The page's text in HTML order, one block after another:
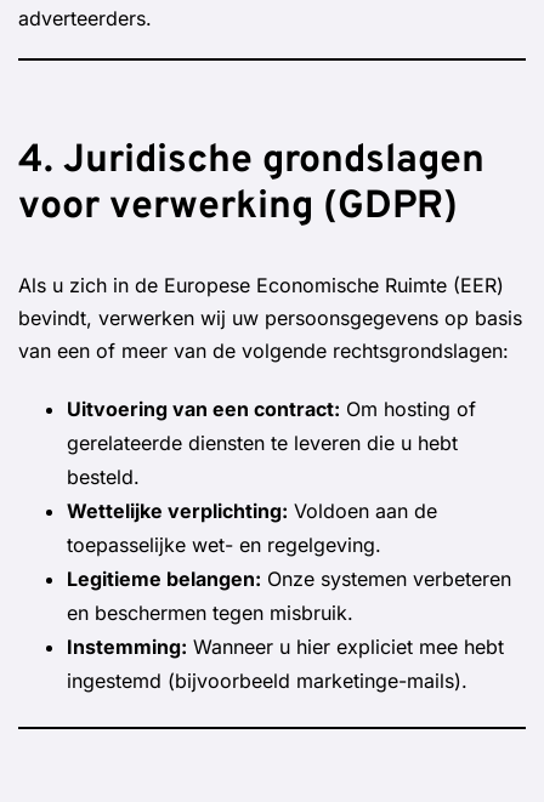
adverteerders.
4. Juridische grondslagen
voor verwerking (GDPR)
Als u zich in de Europese Economische Ruimte (EER)
bevindt, verwerken wij uw persoonsgegevens op basis
van een of meer van de volgende rechtsgrondslagen:
Uitvoering van een contract: Om hosting of
gerelateerde diensten te leveren die u hebt
besteld.
Wettelijke verplichting: Voldoen aan de
toepasselijke wet- en regelgeving.
Legitieme belangen: Onze systemen verbeteren
en beschermen tegen misbruik.
Instemming: Wanneer u hier expliciet mee hebt
ingestemd (bijvoorbeeld marketinge-mails).